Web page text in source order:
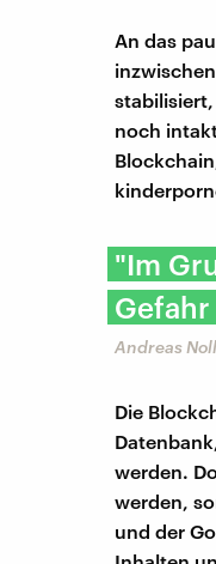
An das
noch
"Im
Andreas
Die
werden.
werden,
und der